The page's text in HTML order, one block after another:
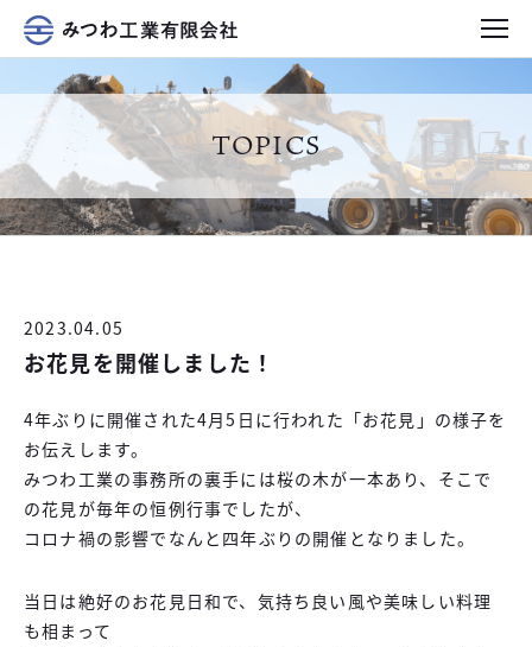
TOPICS
2023.04.05
お花見を開催しました！
4年ぶりに開催された4月5日に行われた「お花見」の様子を
お伝えします。
みつわ工業の事務所の裏手には桜の木が一本あり、そこで
の花見が毎年の恒例行事でしたが、
コロナ禍の影響でなんと四年ぶりの開催となりました。
当日は絶好のお花見日和で、気持ち良い風や美味しい料理
も相まって